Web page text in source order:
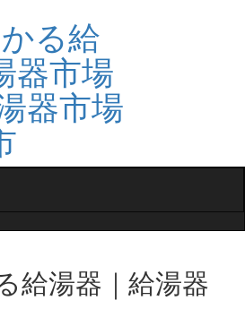
給湯器｜給湯器